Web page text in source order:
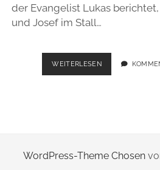
der Evangelist Lukas
und Josef im Stall…
WEITERLESENDIE
„ALTERNATIVE“
WordPress-Theme Chosen